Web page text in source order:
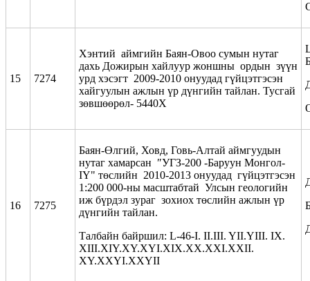
15 7274
Хэнтий аймгийн Баян-Овоо сумын нутаг
дахь Дожирын хайлуур жоншны ордын зүүн
урд хэсэгт 2009-2010 онуудад гүйцэтгэсэн
хайгуулын ажлын үр дүнгийн тайлан. Тусгай
зөвшөөрөл- 5440Х
16 7275
Баян-Өлгий, Ховд, Говь-Алтай аймгуудын
нутаг хамарсан ″УГЗ-200 -Баруун Монгол-
IY" төслийн 2010-2013 онуудад гүйцэтгэсэн
1:200 000-ны масштабтай Улсын геологийн
иж бүрдэл зураг зохиох төслийн ажлын үр
дүнгийн тайлан.
Талбайн байршил: L-46-I. II.III. YII.YIII. IX.
XIII.XIY.XY.XYI.XIX.XX.XXI.XXII.
XY.XXYI.XXYII